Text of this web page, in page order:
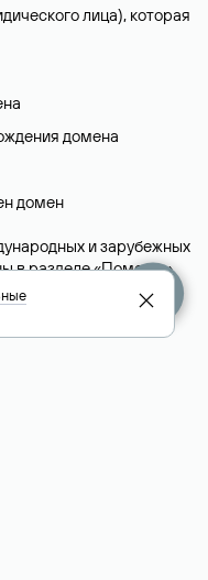
лица), которая
домена
домен
и зарубежных
в разделе «Помощь».